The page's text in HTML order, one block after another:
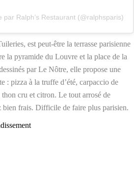
par Ralph’s Restaurant (@ralphsparis)
est peut-être la terrasse parisienne
la pyramide du Louvre et la place de la
par Le Nôtre, elle propose une
: pizza à la truffe d’été, carpaccio de
thon cru et citron. Le tout arrosé de
bien frais. Difficile de faire plus parisien.